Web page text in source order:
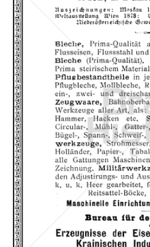
VOGEL & NOOT, Wien